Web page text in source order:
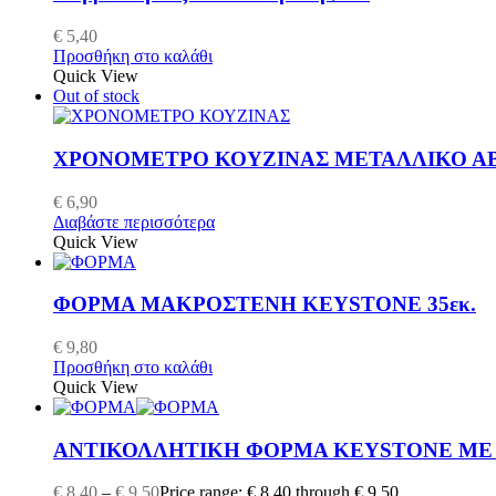
€ 5,40
Προσθήκη στο καλάθι
Quick View
Out of stock
ΧΡΟΝΟΜΕΤΡΟ ΚΟΥΖΙΝΑΣ ΜΕΤΑΛΛΙΚΟ
€ 6,90
Διαβάστε περισσότερα
Quick View
ΦΟΡΜΑ ΜΑΚΡΟΣΤΕΝΗ KEYSTONE 35εκ.
€ 9,80
Προσθήκη στο καλάθι
Quick View
ΑΝΤΙΚΟΛΛΗΤΙΚΗ ΦΟΡΜΑ KEYSTONE